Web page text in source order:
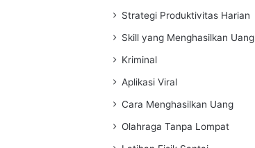
Strategi Produktivitas Harian
Skill yang Menghasilkan Uang
Kriminal
Aplikasi Viral
Cara Menghasilkan Uang
Olahraga Tanpa Lompat